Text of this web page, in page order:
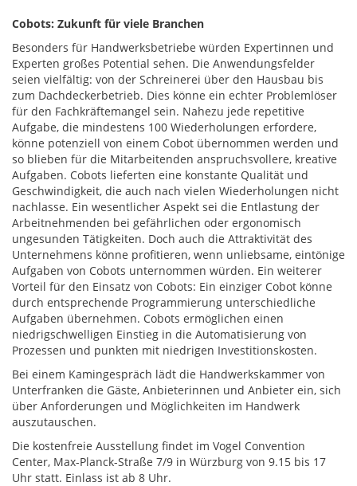
Cobots: Zukunft für viele Branchen
Besonders für Handwerksbetriebe würden Expertinnen und
Experten großes Potential sehen. Die Anwendungsfelder
seien vielfältig: von der Schreinerei über den Hausbau bis
zum Dachdeckerbetrieb. Dies könne ein echter Problemlöser
für den Fachkräftemangel sein. Nahezu jede repetitive
Aufgabe, die mindestens 100 Wiederholungen erfordere,
könne potenziell von einem Cobot übernommen werden und
so blieben für die Mitarbeitenden anspruchsvollere, kreative
Aufgaben. Cobots lieferten eine konstante Qualität und
Geschwindigkeit, die auch nach vielen Wiederholungen nicht
nachlasse. Ein wesentlicher Aspekt sei die Entlastung der
Arbeitnehmenden bei gefährlichen oder ergonomisch
ungesunden Tätigkeiten. Doch auch die Attraktivität des
Unternehmens könne profitieren, wenn unliebsame, eintönige
Aufgaben von Cobots unternommen würden. Ein weiterer
Vorteil für den Einsatz von Cobots: Ein einziger Cobot könne
durch entsprechende Programmierung unterschiedliche
Aufgaben übernehmen. Cobots ermöglichen einen
niedrigschwelligen Einstieg in die Automatisierung von
Prozessen und punkten mit niedrigen Investitionskosten.
Bei einem Kamingespräch lädt die Handwerkskammer von
Unterfranken die Gäste, Anbieterinnen und Anbieter ein, sich
über Anforderungen und Möglichkeiten im Handwerk
auszutauschen.
Die kostenfreie Ausstellung findet im Vogel Convention
Center, Max-Planck-Straße 7/9 in Würzburg von 9.15 bis 17
Uhr statt. Einlass ist ab 8 Uhr.